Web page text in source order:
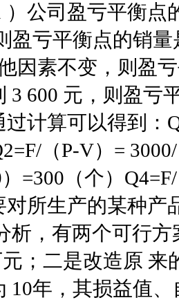
）公司盈亏平衡点
盈亏平衡点的销
因素不变，则盈
3 600 元，则盈亏
计算可以得到：
（P-V）=
=300（个）
对所生产的某种产
析，有两个可行
；二是改造原
10年，其损益值